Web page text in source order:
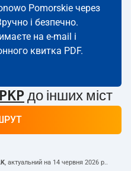
Pomorskie через
і безпечно.
на e-mail і
квитка PDF.
до інших міст
, актуальний на 14 червня 2026 р..